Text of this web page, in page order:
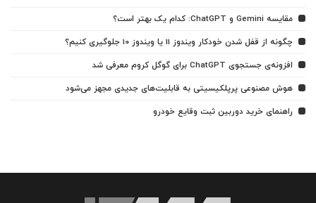
مقایسه Gemini و ChatGPT: کدام یک بهتر است؟
چگونه از قفل شدن خودکار ویندوز 11 یا ویندوز 10 جلوگیری کنیم؟
افزونه‌ی جستجوی ChatGPT برای گوگل کروم معرفی شد
هوش مصنوعی پرپلکیسیتی به قابلیت‌های جدیدی مجهز می‌شود
راهنمای خرید دوربین ثبت وقایع خودرو